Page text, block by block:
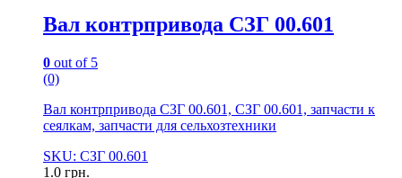
Вал контрпривода СЗГ 00.601
0 out of 5
(0)
Вал контрпривода СЗГ 00.601, СЗГ 00.601, запчасти к
сеялкам, запчасти для сельхозтехники
SKU: СЗГ 00.601
1.0 грн.